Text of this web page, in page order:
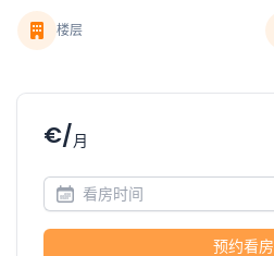
楼层
€/月
预约看房